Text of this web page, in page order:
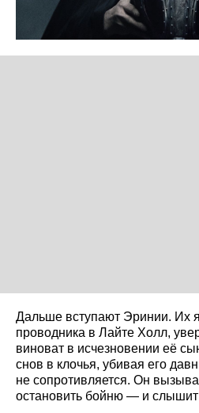
Дальше вступают Эринии. Их
проводника в Лайте Холл,
виноват в исчезновении её
снов в клочья, убивая его
не сопротивляется. Он
остановить бойню — и слышит